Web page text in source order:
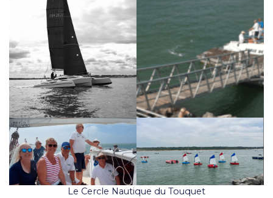
Le Cercle Nautique du Touquet